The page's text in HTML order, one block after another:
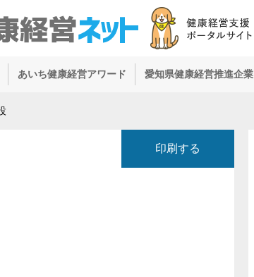
あいち健康経営アワード 愛知県健康経営推進企業
印刷する